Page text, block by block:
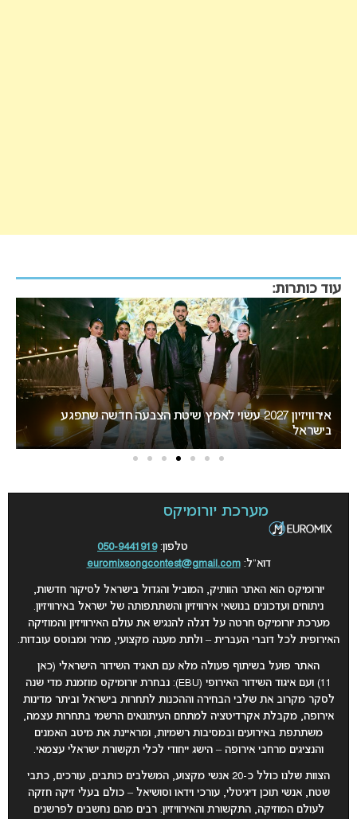
עוד כותרות:
הצבעה חדשה שתפגע
“אני צריכה לשתף אתכם במשהו חשוב”:
האירוויזיון מסעירה את הרשת
מערכת יורומיקס
טלפון:050-9441919
דוא”ל:euromixsongcontest@gmail.com
יורומיקס הוא האתר הוותיק, המוביל והגדול בישראל לסיקור חדשות,
ניתוחים ועדכונים בנושאי אירוויזיון והשתתפותה של ישראל באירוויזיון.
מערכת יורומיקס חרטה על דגלה להנגיש את עולם האירוויזיון והמוזיקה
האירופית לכל דוברי העברית – ולתת מענה מקצועי, מהיר ומבוסס עובדות.
האתר פועל בשיתוף פעולה מלא עם תאגיד השידור הישראלי (כאן
11) ועם איגוד השידור האירופי (EBU): נבחרת יורומיקס מוזמנת מדי שנה
לסקר מקרוב את שלבי הבחירה וההכנות לתחרות בישראל וביתר מדינות
אירופה, מקבלת אקרדיטציה למתחם העיתונאים הרשמי בתחרות עצמה,
משתתפת באירועים ובמסיבות רשמיות, ומראיינת את מיטב האמנים
והנציגים מרחבי אירופה – הישג ייחודי לכלי תקשורת ישראלי עצמאי.
הצוות שלנו כולל כ-20 אנשי מקצוע, המשלבים כותבים, עורכים, כתבי
שטח, אנשי תוכן דיגיטלי, עורכי וידאו וסושיאל – כולם בעלי זיקה חזקה
לעולם המוזיקה, התקשורת והאירוויזיון. רבים מהם נחשבים לפרשנים